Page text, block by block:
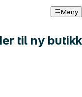
Meny
til ny butikk